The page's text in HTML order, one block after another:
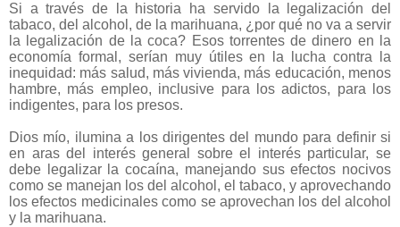
Si a través de la historia ha servido la legalización del
tabaco, del alcohol, de la marihuana, ¿por qué no va a servir
la legalización de la coca? Esos torrentes de dinero en la
economía formal, serían muy útiles en la lucha contra la
inequidad: más salud, más vivienda, más educación, menos
hambre, más empleo, inclusive para los adictos, para los
indigentes, para los presos.
Dios mío, ilumina a los dirigentes del mundo para definir si
en aras del interés general sobre el interés particular, se
debe legalizar la cocaína, manejando sus efectos nocivos
como se manejan los del alcohol, el tabaco, y aprovechando
los efectos medicinales como se aprovechan los del alcohol
y la marihuana.